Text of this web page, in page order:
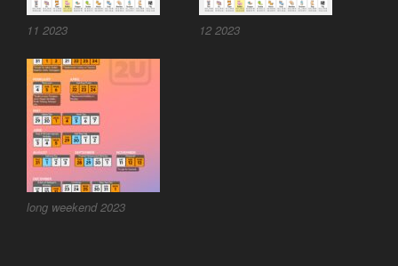
11 2023 12 2023
long weekend 2023